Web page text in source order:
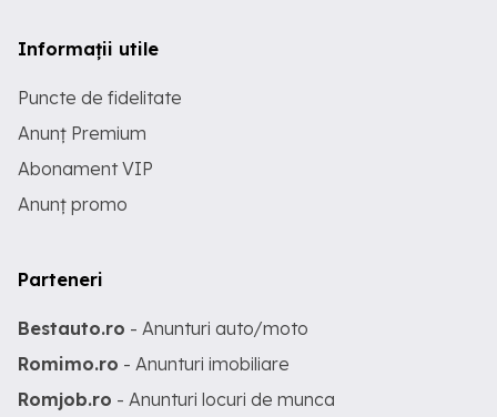
Informații utile
Puncte de fidelitate
Anunț Premium
Abonament VIP
Anunț promo
Parteneri
Bestauto.ro - Anunturi auto/moto
Romimo.ro - Anunturi imobiliare
Romjob.ro - Anunturi locuri de munca